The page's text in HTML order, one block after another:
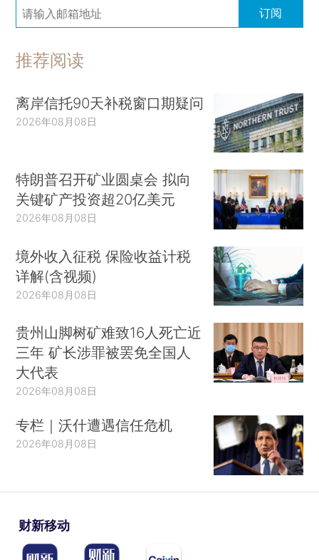
订阅
推荐阅读
离岸信托90天补税窗口期疑问
2026年08月08日
特朗普召开矿业圆桌会 拟向
关键矿产投资超20亿美元
2026年08月08日
境外收入征税 保险收益计税
详解(含视频)
2026年08月08日
贵州山脚树矿难致16人死亡近
三年 矿长涉罪被罢免全国人
大代表
2026年08月08日
专栏｜沃什遭遇信任危机
2026年08月08日
财新移动